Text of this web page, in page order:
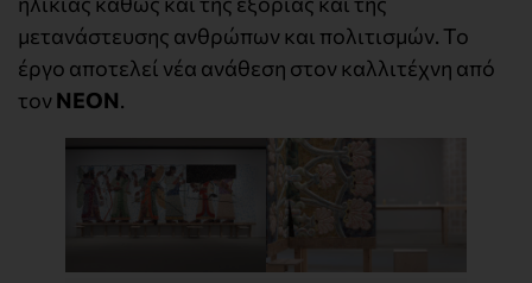
μετανάστευσης ανθρώπων και πολιτισμών. Το
έργο αποτελεί νέα ανάθεση στον καλλιτέχνη από
τονΝΕΟΝ.